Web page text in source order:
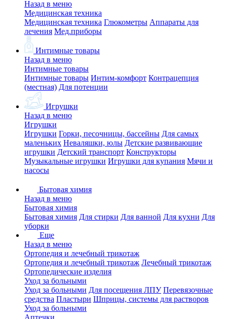
Назад в меню
Медицинская техника
Медицинская техника Глюкометры Аппараты для
лечения Мед.приборы
Интимные товары
Назад в меню
Интимные товары
Интимные товары Интим-комфорт Контрацепция
(местная) Для потенции
Игрушки
Назад в меню
Игрушки
Игрушки Горки, песочницы, бассейны Для самых
маленьких Неваляшки, юлы Детские развивающие
игрушки Детский транспорт Конструкторы
Музыкальные игрушки Игрушки для купания Мячи и
насосы
Бытовая химия
Назад в меню
Бытовая химия
Бытовая химия Для стирки Для ванной Для кухни Для
уборки
Еще
Назад в меню
Ортопедия и лечебный трикотаж
Ортопедия и лечебный трикотаж Лечебный трикотаж
Ортопедические изделия
Уход за больными
Уход за больными Для посещения ЛПУ Перевязочные
средства Пластыри Шприцы, системы для растворов
Уход за больными
Аптечки